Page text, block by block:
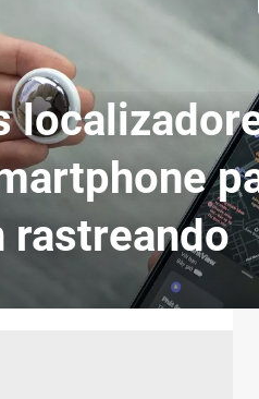
rastreando